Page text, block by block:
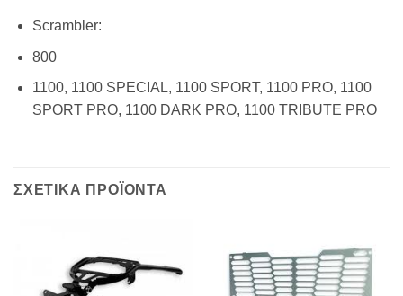
Scrambler:
800
1100, 1100 SPECIAL, 1100 SPORT, 1100 PRO, 1100
SPORT PRO, 1100 DARK PRO, 1100 TRIBUTE PRO
ΣΧΕΤΙΚΑ ΠΡΟΪΟΝΤΑ